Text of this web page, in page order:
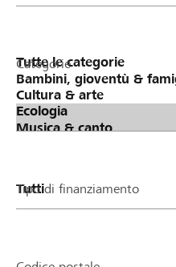
Categorie
Tipo di finanziamento